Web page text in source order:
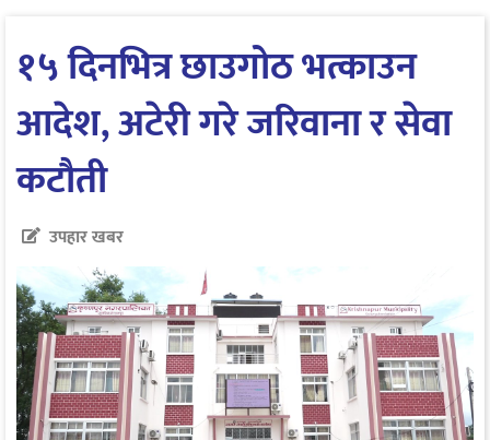
१५ दिनभित्र छाउगोठ भत्काउन
आदेश, अटेरी गरे जरिवाना र सेवा
कटौती
उपहार खबर